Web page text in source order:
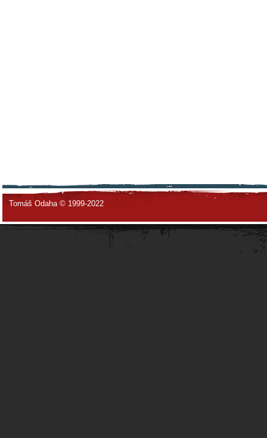
Tomáš Odaha © 1999-2022